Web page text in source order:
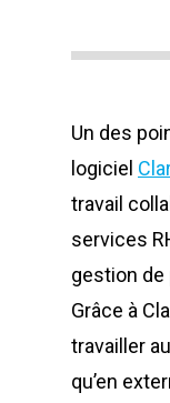
Un des
logiciel
travail
services
gestion
Grâce à
travailler
qu’en